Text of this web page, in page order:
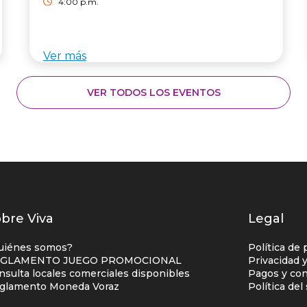
Ver más
VER TODOS LOS EVENTOS
Viva
somos?
JUEGO PROMOCIONAL
locales comerciales disponibles
Moneda Voraz
Legal
Política de
Privacidad
Pagos y
Política del